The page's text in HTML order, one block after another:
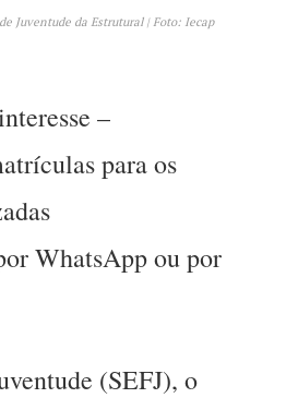
Juventude da Estrutural | Foto: Iecap
–
para os
WhatsApp ou por
(SEFJ), o